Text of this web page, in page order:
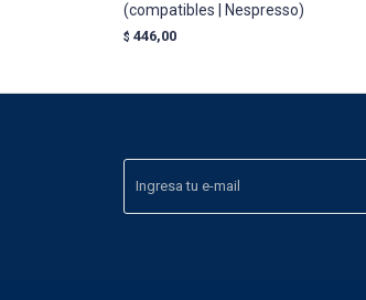
(compatibles | Nespresso)
$ 446,00